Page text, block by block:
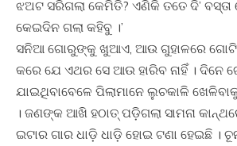
ଝଅଟ ସରିଗଲା କେମିତି? ଏଣିକି ତତେ ଦି’ ବସ୍ତା
କେଇଦିନ ଗଲା କହିବୁ ।’
ସନିଆ ଗୋରୁଙ୍କୁ ଖୁଆଏ, ଆଉ ଗୁହାଳରେ ଗୋଟିଏ
କରେ ଯେ ଏଥର ସେ ଆଉ ହାରିବ ନାହିଁ । ଦିନେ
ଯାଇଥିବାବେଳେ ପିଲାମାନେ ଲୁଚକାଳି
। ଜଣଙ୍କ ଆଖି ହଠାତ୍‍ ପଡ଼ିଗଲା ସାମନା
ଇଟାର ଗାର ଧାଡି଼ ଧାଡି଼ ହୋଇ ଟଣା ହେଇଛି ।